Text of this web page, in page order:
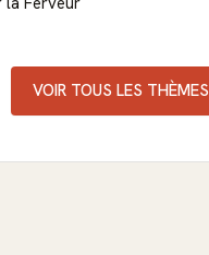
VOIR TOUS LES THÈMES